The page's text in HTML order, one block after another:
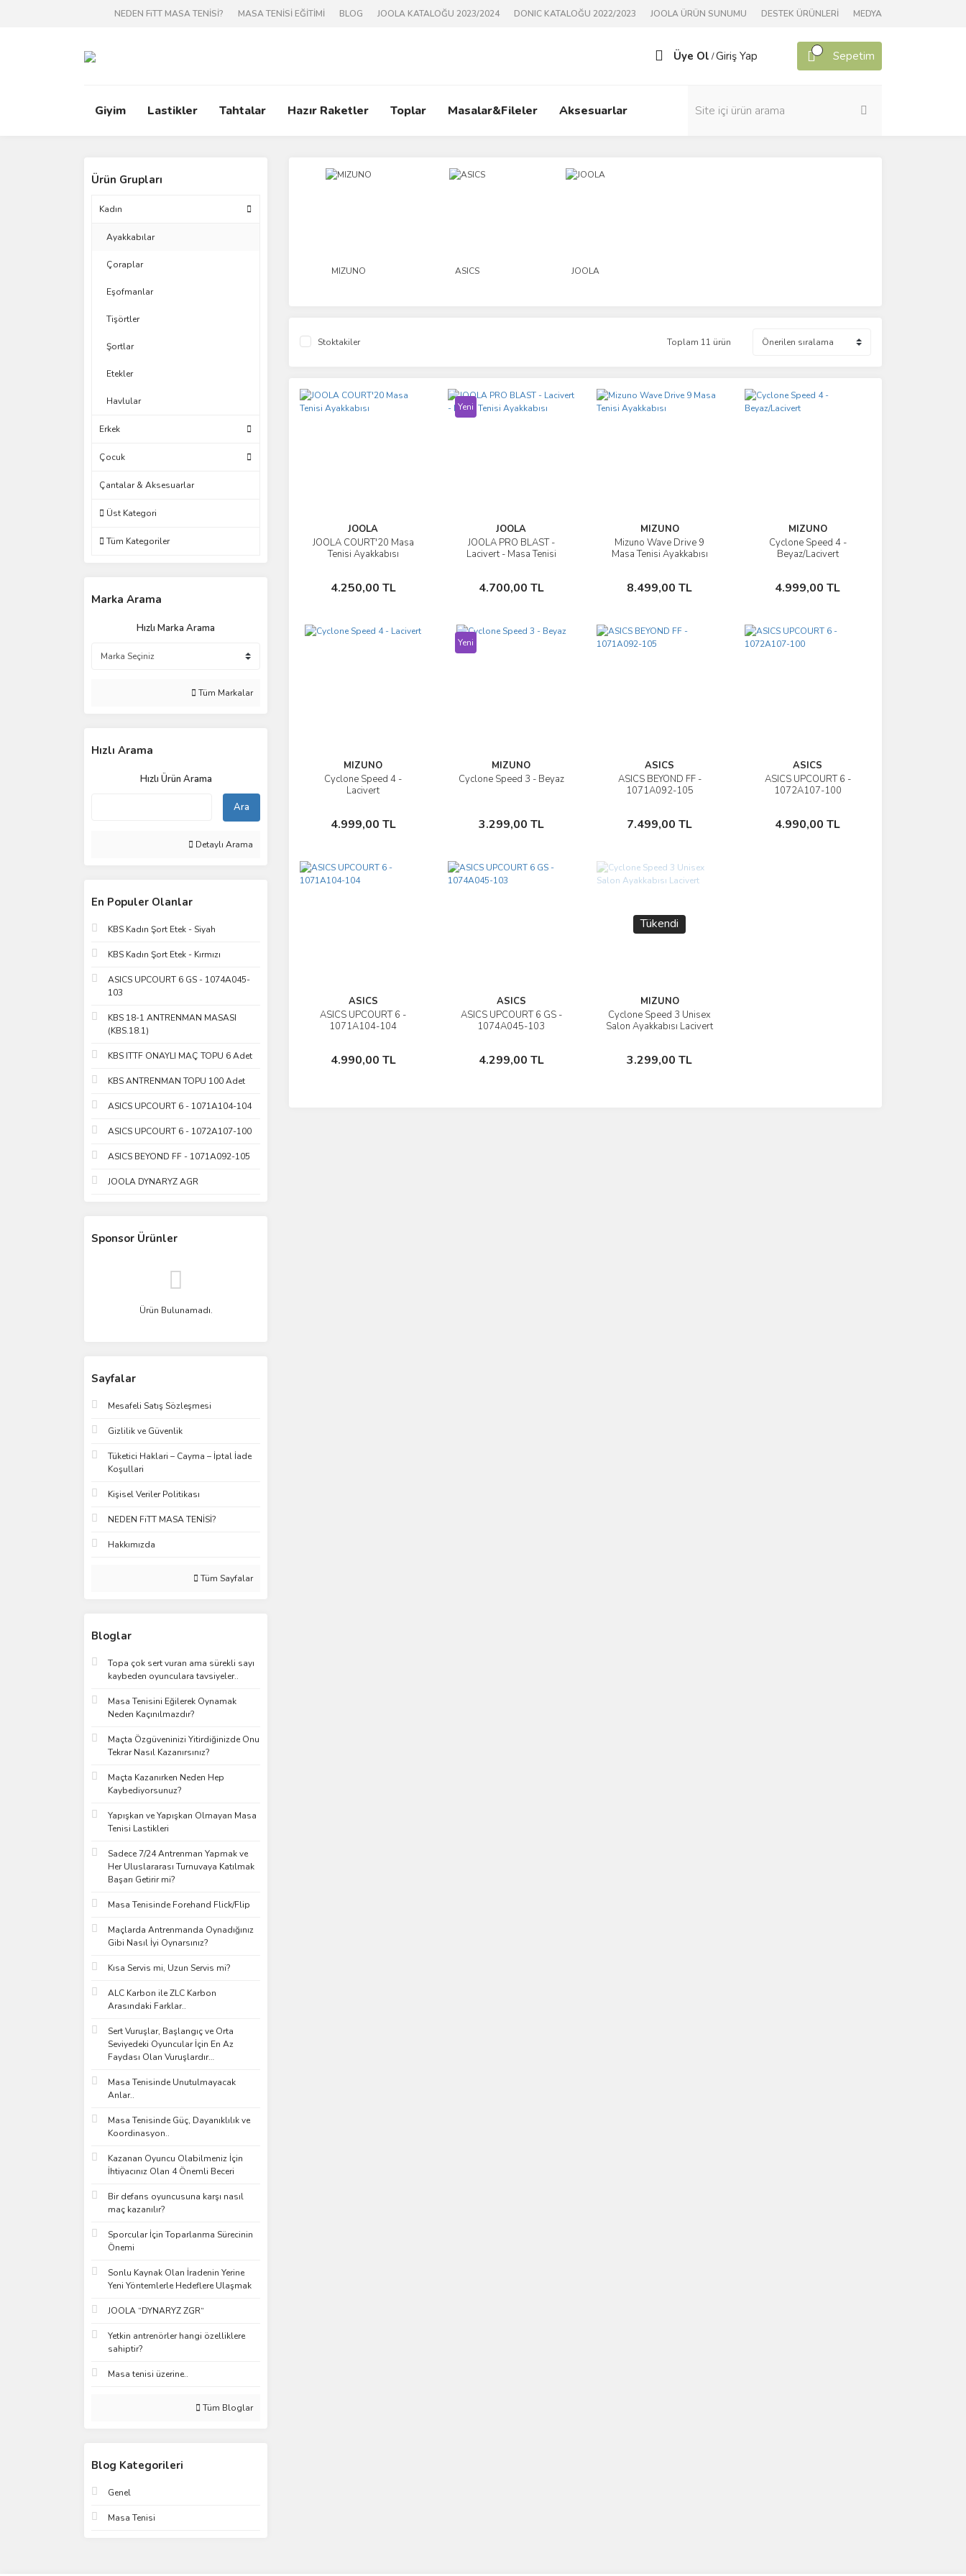
NEDEN FiTT MASA TENİSİ? MASA TENİSİ EĞİTİMİ BLOG JOOLA KATALOĞU 2023/2024 DONIC KATALOĞU 2022/2023 JOOLA ÜRÜN SUNUMU DESTEK ÜRÜNLERİ MEDYA
Üye Ol /Giriş Yap Sepetim
Giyim Lastikler Tahtalar Hazır Raketler Toplar Masalar&Fileler Aksesuarlar
Ürün Grupları
Kadın
Ayakkabılar
Çoraplar
Eşofmanlar
Tişörtler
Şortlar
Etekler
Havlular
Erkek
Çocuk
Çantalar & Aksesuarlar
Üst Kategori
Tüm Kategoriler
Marka Arama
Hızlı Marka Arama
Tüm Markalar
Hızlı Arama
Hızlı Ürün Arama
Ara
Detaylı Arama
En Populer Olanlar
KBS Kadın Şort Etek - Siyah
KBS Kadın Şort Etek - Kırmızı
ASICS UPCOURT 6 GS - 1074A045-
103
KBS 18-1 ANTRENMAN MASASI
(KBS.18.1)
KBS ITTF ONAYLI MAÇ TOPU 6 Adet
KBS ANTRENMAN TOPU 100 Adet
ASICS UPCOURT 6 - 1071A104-104
ASICS UPCOURT 6 - 1072A107-100
ASICS BEYOND FF - 1071A092-105
JOOLA DYNARYZ AGR
Sponsor Ürünler
Ürün Bulunamadı.
Sayfalar
Mesafeli Satış Sözleşmesi
Gizlilik ve Güvenlik
Tüketici Haklari – Cayma – İptal İade
Koşullari
Kişisel Veriler Politikası
NEDEN FiTT MASA TENİSİ?
Hakkımızda
Tüm Sayfalar
Bloglar
Topa çok sert vuran ama sürekli sayı
kaybeden oyunculara tavsiyeler..
Masa Tenisini Eğilerek Oynamak
Neden Kaçınılmazdır?
Maçta Özgüveninizi Yitirdiğinizde Onu
Tekrar Nasıl Kazanırsınız?
Maçta Kazanırken Neden Hep
Kaybediyorsunuz?
Yapışkan ve Yapışkan Olmayan Masa
Tenisi Lastikleri
Sadece 7/24 Antrenman Yapmak ve
Her Uluslararası Turnuvaya Katılmak
Başarı Getirir mi?
Masa Tenisinde Forehand Flick/Flip
Maçlarda Antrenmanda Oynadığınız
Gibi Nasıl İyi Oynarsınız?
Kısa Servis mi, Uzun Servis mi?
ALC Karbon ile ZLC Karbon
Arasındaki Farklar..
Sert Vuruşlar, Başlangıç ve Orta
Seviyedeki Oyuncular İçin En Az
Faydası Olan Vuruşlardır…
Masa Tenisinde Unutulmayacak
Anlar..
Masa Tenisinde Güç, Dayanıklılık ve
Koordinasyon..
Kazanan Oyuncu Olabilmeniz İçin
İhtiyacınız Olan 4 Önemli Beceri
Bir defans oyuncusuna karşı nasıl
maç kazanılır?
Sporcular İçin Toparlanma Sürecinin
Önemi
Sonlu Kaynak Olan İradenin Yerine
Yeni Yöntemlerle Hedeflere Ulaşmak
JOOLA “DYNARYZ ZGR“
Yetkin antrenörler hangi özelliklere
sahiptir?
Masa tenisi üzerine..
Tüm Bloglar
Blog Kategorileri
Genel
Masa Tenisi
MIZUNO ASICS JOOLA
Stoktakiler Toplam 11 ürün
JOOLA
JOOLA COURT'20 Masa
Tenisi Ayakkabısı
4.250,00 TL
İncele
Sepete Ekle
Yeni
JOOLA
JOOLA PRO BLAST -
Lacivert - Masa Tenisi
4.700,00 TL
İncele
Sepete Ekle
MIZUNO
Mizuno Wave Drive 9
Masa Tenisi Ayakkabısı
8.499,00 TL
İncele
Sepete Ekle
MIZUNO
Cyclone Speed 4 -
Beyaz/Lacivert
4.999,00 TL
İncele
Sepete Ekle
MIZUNO
Cyclone Speed 4 -
Lacivert
4.999,00 TL
İncele
Sepete Ekle
Yeni
MIZUNO
Cyclone Speed 3 - Beyaz
3.299,00 TL
İncele
Sepete Ekle
ASICS
ASICS BEYOND FF -
1071A092-105
7.499,00 TL
İncele
Sepete Ekle
ASICS
ASICS UPCOURT 6 -
1072A107-100
4.990,00 TL
İncele
Sepete Ekle
ASICS
ASICS UPCOURT 6 -
1071A104-104
4.990,00 TL
İncele
Sepete Ekle
ASICS
ASICS UPCOURT 6 GS -
1074A045-103
4.299,00 TL
İncele
Sepete Ekle
Tükendi
MIZUNO
Cyclone Speed 3 Unisex
Salon Ayakkabısı Lacivert
3.299,00 TL
İncele
Stokta Yok